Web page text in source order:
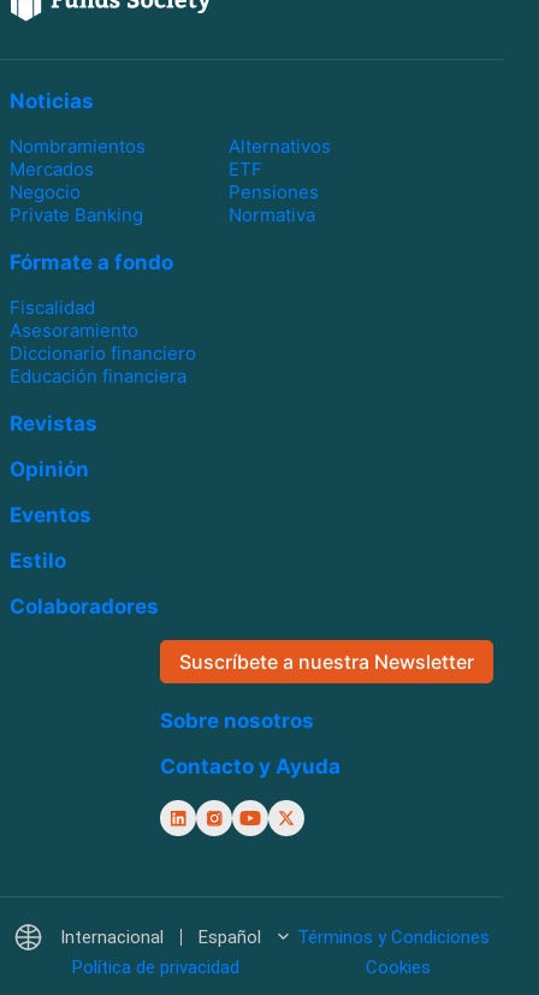
Noticias
Nombramientos
Alternativos
Mercados
ETF
Negocio
Pensiones
Private Banking
Normativa
Fórmate a fondo
Fiscalidad
Asesoramiento
Diccionario financiero
Educación financiera
Revistas
Opinión
Eventos
Estilo
Colaboradores
Suscríbete a nuestra Newsletter
Sobre nosotros
Contacto y Ayuda
Internacional Español
Términos y Condiciones
Política de privacidad
Cookies